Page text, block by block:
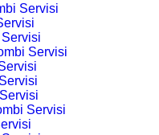
Servisi
Servisi
Servisi